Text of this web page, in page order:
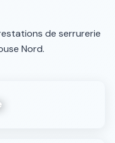
de serrurerie
Nord.